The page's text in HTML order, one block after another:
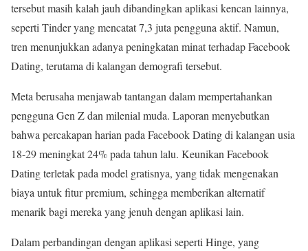
tersebut masih kalah jauh dibandingkan aplikasi kencan lainnya,
seperti Tinder yang mencatat 7,3 juta pengguna aktif. Namun,
tren menunjukkan adanya peningkatan minat terhadap Facebook
Dating, terutama di kalangan demografi tersebut.
Meta berusaha menjawab tantangan dalam mempertahankan
pengguna Gen Z dan milenial muda. Laporan menyebutkan
bahwa percakapan harian pada Facebook Dating di kalangan usia
18-29 meningkat 24% pada tahun lalu. Keunikan Facebook
Dating terletak pada model gratisnya, yang tidak mengenakan
biaya untuk fitur premium, sehingga memberikan alternatif
menarik bagi mereka yang jenuh dengan aplikasi lain.
Dalam perbandingan dengan aplikasi seperti Hinge, yang